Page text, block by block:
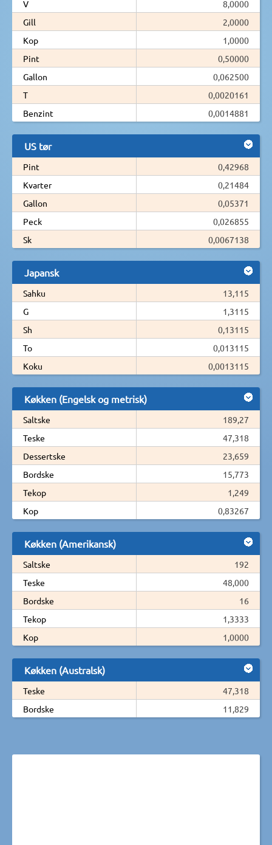
V
8,0000
Gill
2,0000
Kop
1,0000
Pint
0,50000
Gallon
0,062500
T
0,0020161
Benzint
0,0014881
US tør
Pint
0,42968
Kvarter
0,21484
Gallon
0,05371
Peck
0,026855
Sk
0,0067138
Japansk
Sahku
13,115
G
1,3115
Sh
0,13115
To
0,013115
Koku
0,0013115
Køkken (Engelsk og metrisk)
Saltske
189,27
Teske
47,318
Dessertske
23,659
Bordske
15,773
Tekop
1,249
Kop
0,83267
Køkken (Amerikansk)
Saltske
192
Teske
48,000
Bordske
16
Tekop
1,3333
Kop
1,0000
Køkken (Australsk)
Teske
47,318
Bordske
11,829